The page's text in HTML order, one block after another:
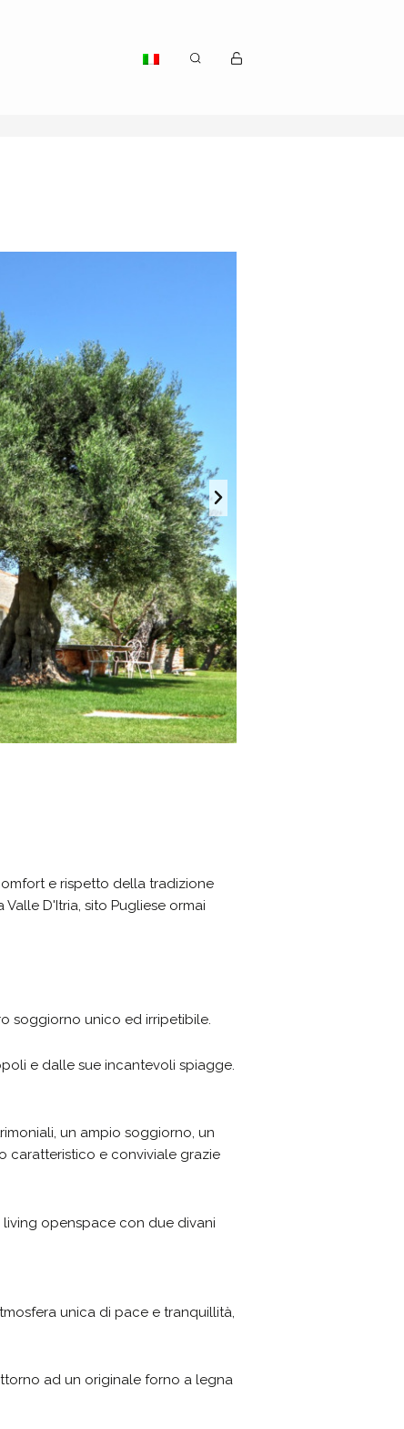
e rispetto della tradizione
D'Itria, sito Pugliese ormai
soggiorno unico ed irripetibile.
e dalle sue incantevoli spiagge.
un ampio soggiorno, un
caratteristico e conviviale grazie
openspace con due divani
unica di pace e tranquillità,
ad un originale forno a legna